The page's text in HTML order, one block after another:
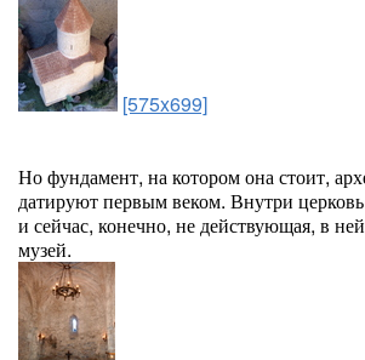
[575x699]
Но фундамент, на котором она стоит,
датируют первым веком. Внутри
и сейчас, конечно, не действующая, в
музей.